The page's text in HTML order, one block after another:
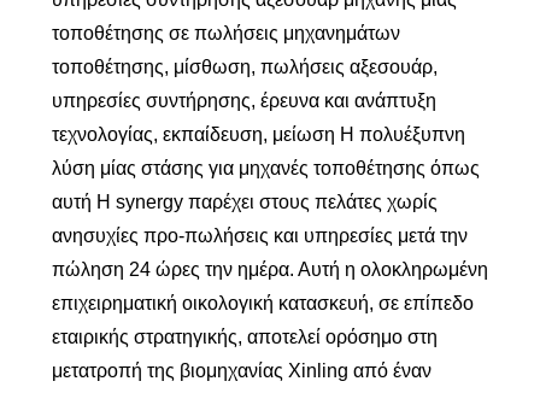
τοποθέτησης σε πωλήσεις μηχανημάτων
τοποθέτησης, μίσθωση, πωλήσεις αξεσουάρ,
υπηρεσίες συντήρησης, έρευνα και ανάπτυξη
τεχνολογίας, εκπαίδευση, μείωση Η πολυέξυπνη
λύση μίας στάσης για μηχανές τοποθέτησης όπως
αυτή Η synergy παρέχει στους πελάτες χωρίς
ανησυχίες προ-πωλήσεις και υπηρεσίες μετά την
πώληση 24 ώρες την ημέρα. Αυτή η ολοκληρωμένη
επιχειρηματική οικολογική κατασκευή, σε επίπεδο
εταιρικής στρατηγικής, αποτελεί ορόσημο στη
μετατροπή της βιομηχανίας Xinling από έναν